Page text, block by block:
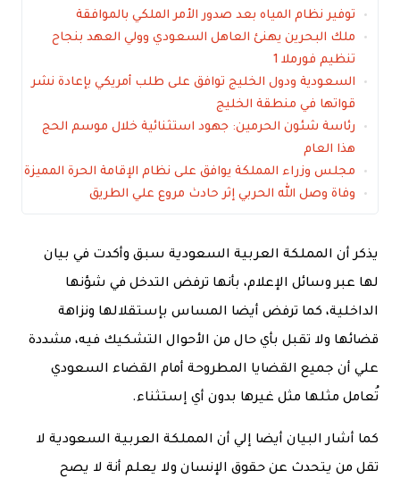
توفير نظام المياه بعد صدور الأمر الملكي بالموافقة
ملك البحرين يهنئ العاهل السعودي وولي العهد بنجاح
تنظيم فورملا 1
السعودية ودول الخليج توافق على طلب أمريكي بإعادة نشر
قواتها في منطقة الخليج
رئاسة شئون الحرمين: جهود استثنائية خلال موسم الحج
هذا العام
مجلس وزراء المملكة يوافق على نظام الإقامة الحرة المميزة
وفاة وصل الله الحربي إثر حادث مروع علي الطريق
يذكر أن المملكة العربية السعودية سبق وأكدت في بيان
لها عبر وسائل الإعلام، بأنها ترفض التدخل في شؤنها
الداخلية، كما ترفض أيضا المساس بإستقلالها ونزاهة
قضائها ولا تقبل بأي حال من الأحوال التشكيك فيه، مشددة
علي أن جميع القضايا المطروحة أمام القضاء السعودي
تُعامل مثلها مثل غيرها بدون أي إستثناء.
كما أشار البيان أيضا إلي أن المملكة العربية السعودية لا
تقل من يتحدث عن حقوق الإنسان ولا يعلم أنة لا يصح